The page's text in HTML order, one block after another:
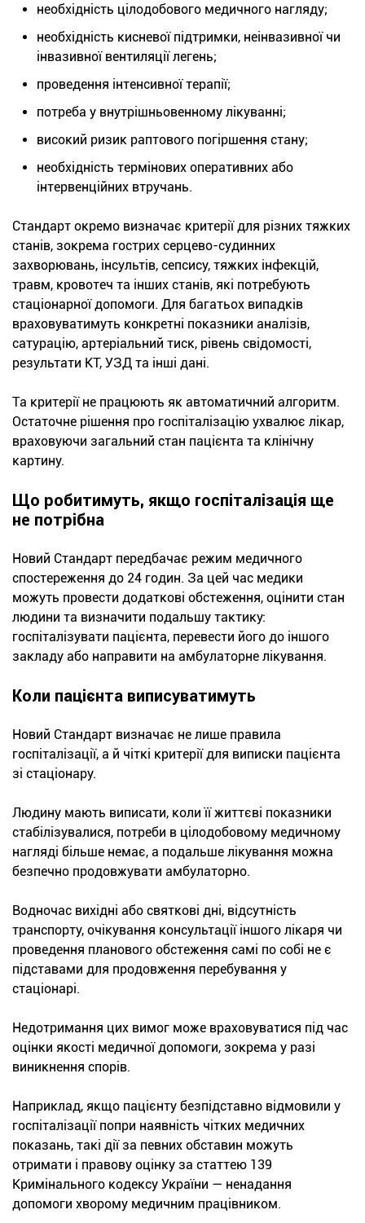
необхідність цілодобового медичного нагляду;
необхідність кисневої підтримки, неінвазивної чи
інвазивної вентиляції легень;
проведення інтенсивної терапії;
потреба у внутрішньовенному лікуванні;
високий ризик раптового погіршення стану;
необхідність термінових оперативних або
інтервенційних втручань.
Стандарт окремо визначає критерії для різних тяжких
станів, зокрема гострих серцево-судинних
захворювань, інсультів, сепсису, тяжких інфекцій,
травм, кровотеч та інших станів, які потребують
стаціонарної допомоги. Для багатьох випадків
враховуватимуть конкретні показники аналізів,
сатурацію, артеріальний тиск, рівень свідомості,
результати КТ, УЗД та інші дані.
Та критерії не працюють як автоматичний алгоритм.
Остаточне рішення про госпіталізацію ухвалює лікар,
враховуючи загальний стан пацієнта та клінічну
картину.
Що робитимуть, якщо госпіталізація ще
не потрібна
Новий Стандарт передбачає режим медичного
спостереження до 24 годин. За цей час медики
можуть провести додаткові обстеження, оцінити стан
людини та визначити подальшу тактику:
госпіталізувати пацієнта, перевести його до іншого
закладу або направити на амбулаторне лікування.
Коли пацієнта виписуватимуть
Новий Стандарт визначає не лише правила
госпіталізації, а й чіткі критерії для виписки пацієнта
зі стаціонару.
Людину мають виписати, коли її життєві показники
стабілізувалися, потреби в цілодобовому медичному
нагляді більше немає, а подальше лікування можна
безпечно продовжувати амбулаторно.
Водночас вихідні або святкові дні, відсутність
транспорту, очікування консультації іншого лікаря чи
проведення планового обстеження самі по собі не є
підставами для продовження перебування у
стаціонарі.
Недотримання цих вимог може враховуватися під час
оцінки якості медичної допомоги, зокрема у разі
виникнення спорів.
Наприклад, якщо пацієнту безпідставно відмовили у
госпіталізації попри наявність чітких медичних
показань, такі дії за певних обставин можуть
отримати і правову оцінку за статтею 139
Кримінального кодексу України — ненадання
допомоги хворому медичним працівником.